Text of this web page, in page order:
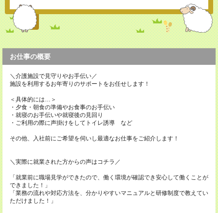
お仕事の概要
＼介護施設で見守りやお手伝い／
施設を利用するお年寄りのサポートをお任せします！
＜具体的には…＞
・夕食・朝食の準備やお食事のお手伝い
・就寝のお手伝いや就寝後の見回り
・ご利用の際に声掛けをしてトイレ誘導 など
その他、入社前にご希望を伺いし最適なお仕事をご紹介します！
＼実際に就業された方からの声はコチラ／
「就業前に職場見学ができたので、働く環境が確認でき安心して働くことが
できました！」
「業務の流れや対応方法を、分かりやすいマニュアルと研修制度で教えてい
ただけました！」